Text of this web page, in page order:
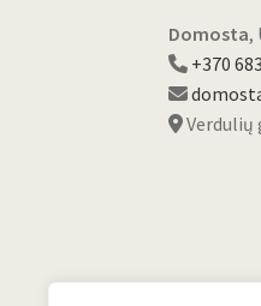
Domosta,
+370
Verdulių